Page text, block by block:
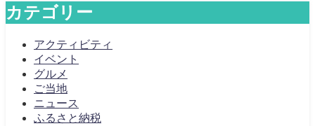
カテゴリー
アクティビティ
イベント
グルメ
ご当地
ニュース
ふるさと納税